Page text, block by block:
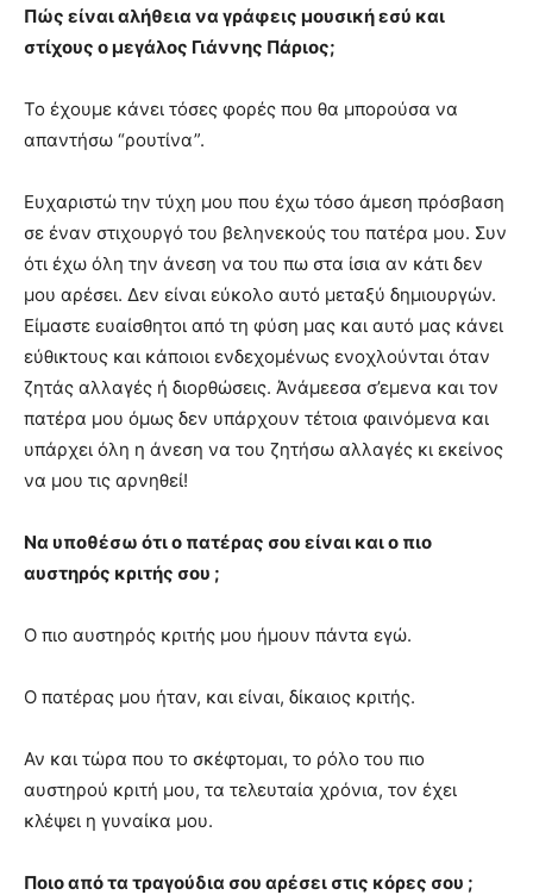
Πώς είναι αλήθεια να γράφεις μουσική εσύ και
στίχους ο μεγάλος Γιάννης Πάριος;
Το έχουμε κάνει τόσες φορές που θα μπορούσα να
απαντήσω “ρουτίνα”.
Ευχαριστώ την τύχη μου που έχω τόσο άμεση πρόσβαση
σε έναν στιχουργό του βεληνεκούς του πατέρα μου. Συν
ότι έχω όλη την άνεση να του πω στα ίσια αν κάτι δεν
μου αρέσει. Δεν είναι εύκολο αυτό μεταξύ δημιουργών.
Είμαστε ευαίσθητοι από τη φύση μας και αυτό μας κάνει
εύθικτους και κάποιοι ενδεχομένως ενοχλούνται όταν
ζητάς αλλαγές ή διορθώσεις. Άνάμεεσα σ’εμενα και τον
πατέρα μου όμως δεν υπάρχουν τέτοια φαινόμενα και
υπάρχει όλη η άνεση να του ζητήσω αλλαγές κι εκείνος
να μου τις αρνηθεί!
Να υποθέσω ότι ο πατέρας σου είναι και ο πιο
αυστηρός κριτής σου ;
Ο πιο αυστηρός κριτής μου ήμουν πάντα εγώ.
Ο πατέρας μου ήταν, και είναι, δίκαιος κριτής.
Αν και τώρα που το σκέφτομαι, το ρόλο του πιο
αυστηρού κριτή μου, τα τελευταία χρόνια, τον έχει
κλέψει η γυναίκα μου.
Ποιο από τα τραγούδια σου αρέσει στις κόρες σου ;